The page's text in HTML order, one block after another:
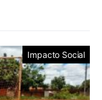
Impacto Social